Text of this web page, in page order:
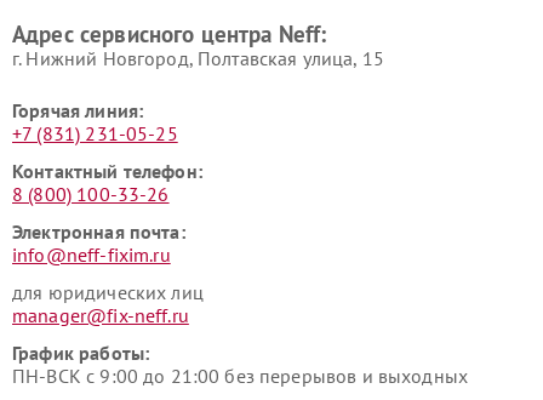
Адрес сервисного центра Neff:
г. Нижний Новгород, Полтавская улица, 15
Горячая линия:
+7 (831) 231-05-25
Контактный телефон:
8 (800) 100-33-26
Электронная почта:
info@neff-fixim.ru
для юридических лиц
manager@fix-neff.ru
График работы:
ПН-ВСК с 9:00 до 21:00 без перерывов и выходных